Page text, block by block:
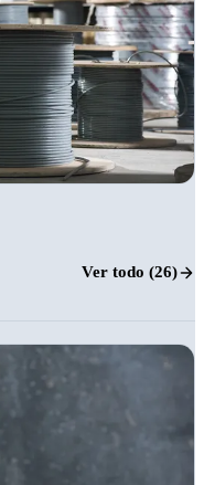
Ver todo (26)